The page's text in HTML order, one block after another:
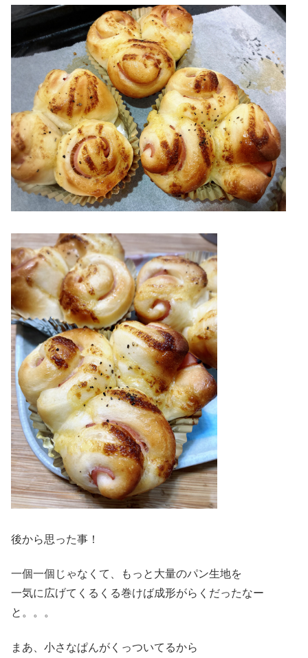
後から思った事！
一個一個じゃなくて、もっと大量のパン生地を
一気に広げてくるくる巻けば成形がらくだったなー
と。。。
まあ、小さなぱんがくっついてるから